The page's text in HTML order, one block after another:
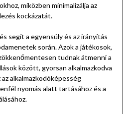
miközben minimalizálja az
kockázatát.
segít a egyensúly és az irányítás
során. Azok a játékosok,
tudnak átmenni a
között, gyorsan alkalmazkodva
az alkalmazkodóképesség
nyomás alatt tartásához és a